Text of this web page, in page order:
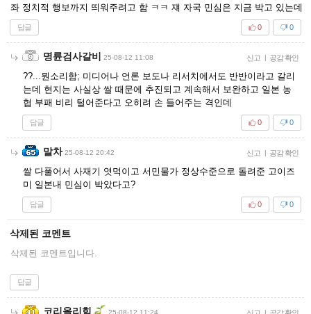
좌 정치적 행보까지 띄워주려고 함 ㅋㅋ 쟤 자국 민심은 지금 박고 있는데
답글 0
0
명륜검사갈비 25-08-12 11:08 신고 | 공감 확인
??...뭔소리함; 미디어나 언론 보도나 리서치에서도 반반이라고 갈리
는데 현지는 사실상 쌀 때문에 추진되고 계속해서 보완하고 일본 농
협 부패 비리 털어준다고 오히려 손 들어주는 격인데
답글 0
0
말차 25-08-12 20:42 신고 | 공감 확인
쌀 다풀어서 사재기 엿먹이고 서민물가 정상수준으로 돌려준 고이즈
미 일본내 민심이 박았다고?
답글 0
0
삭제된 코멘트
삭제된 코멘트입니다.
답글
코리올리힘 25-08-12 11:24 신고 | 공감 확인